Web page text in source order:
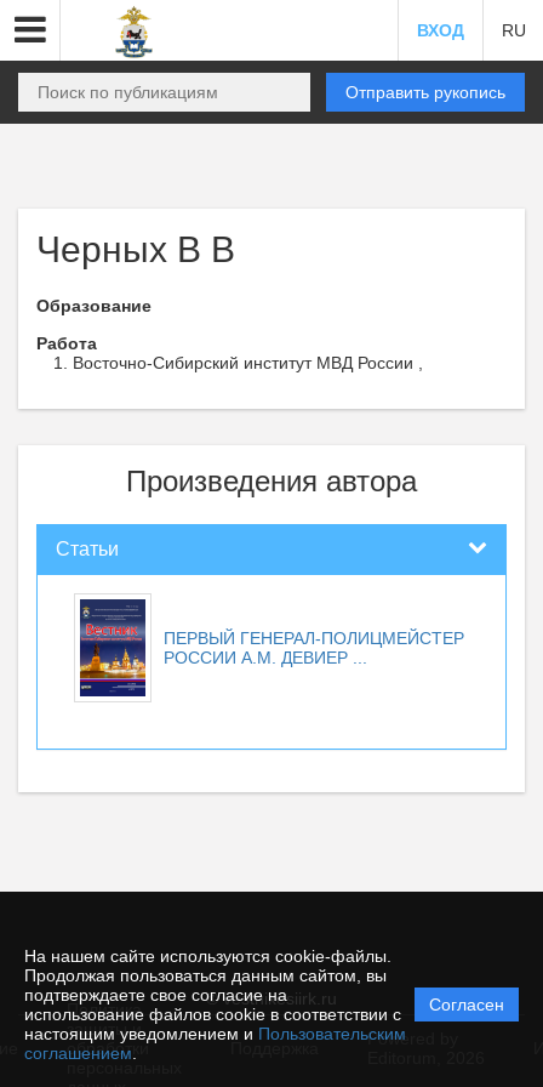
На нашем сайте используются cookie-файлы.
Продолжая пользоваться данным сайтом, вы
подтверждаете свое согласие на
использование файлов cookie в соответствии с
настоящим уведомлением и Пользовательским
соглашением
Согласен
ВХОД RU
Отправить рукопись
Черных В В
Образование
Работа
Восточно-Сибирский институт МВД России ,
Произведения автора
Статьи
ПЕРВЫЙ ГЕНЕРАЛ-ПОЛИЦМЕЙСТЕР
РОССИИ А.М. ДЕВИЕР ...
© vestnikesiirk.ru
Политика
защиты и
обработки
Powered by